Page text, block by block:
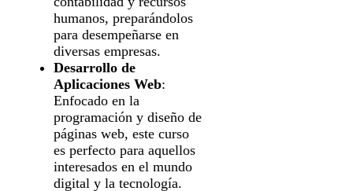
humanos, preparándolos
para desempeñarse en
diversas empresas.
Desarrollo de
Aplicaciones Web:
Enfocado en la
programación y diseño de
páginas web, este curso
es perfecto para aquellos
interesados en el mundo
digital y la tecnología.